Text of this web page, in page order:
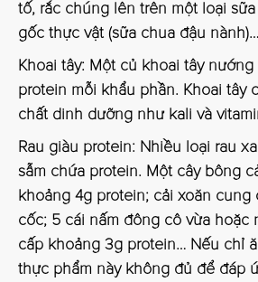
tố, rắc chúng lên trên một loại
gốc thực vật (sữa chua đậu
Khoai tây: Một củ khoai tây
protein mỗi khẩu phần. Khoai tây
chất dinh dưỡng như kali và
Rau giàu protein: Nhiều loại rau
sẫm chứa protein. Một cây bông
khoảng 4g protein; cải xoăn cung
cốc; 5 cái nấm đông cô vừa hoặc
cấp khoảng 3g protein… Nếu chỉ
thực phẩm này không đủ để đáp